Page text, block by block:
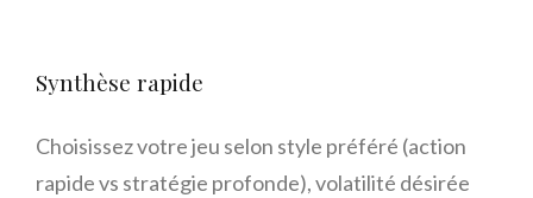
Synthèse rapide
Choisissez votre jeu selon style préféré (action
rapide vs stratégie profonde), volatilité désirée